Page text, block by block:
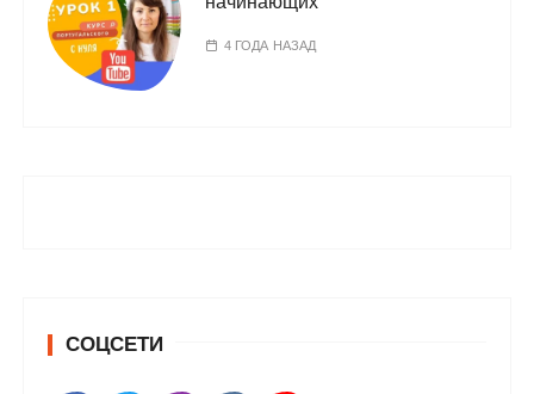
4 ГОДА НАЗАД
СОЦСЕТИ